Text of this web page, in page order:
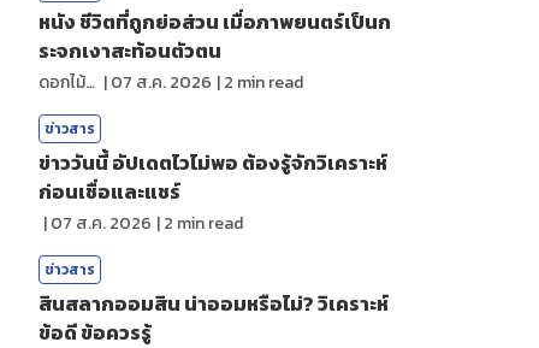
หนัง ชีวิตที่ถูกย่อส่วน เมื่อภาพยนตร์เป็นก
ระจกเงาสะท้อนตัวตน
ดอกไม้กับสายน้ำ |07 ส.ค. 2026 |2 min read
ข่าวสาร
ข่าววันนี้ อัปเดตไวไม่พอ ต้องรู้จักวิเคราะห์
ก่อนเชื่อและแชร์
|07 ส.ค. 2026 |2 min read
ข่าวสาร
สินสลากออมสิน น่าออมหรือไม่? วิเคราะห์
ข้อดี ข้อควรรู้